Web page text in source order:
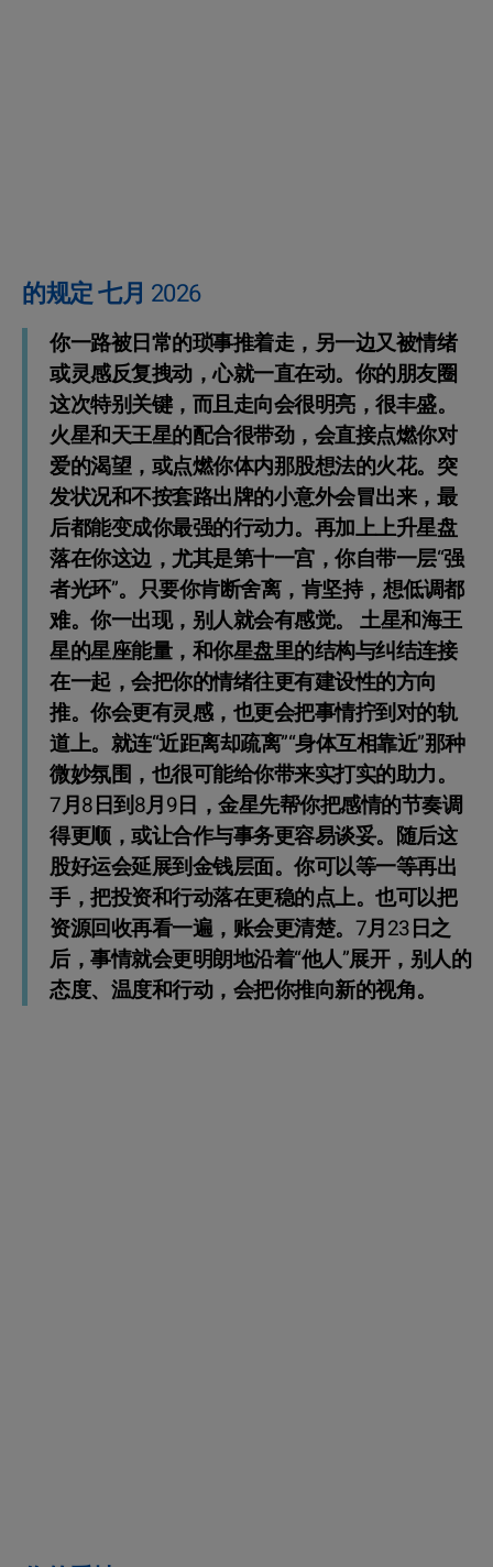
的规定 七月 2026
你一路被日常的琐事推着走，另一边又被情绪
或灵感反复拽动，心就一直在动。你的朋友圈
这次特别关键，而且走向会很明亮，很丰盛。
火星和天王星的配合很带劲，会直接点燃你对
爱的渴望，或点燃你体内那股想法的火花。突
发状况和不按套路出牌的小意外会冒出来，最
后都能变成你最强的行动力。再加上上升星盘
落在你这边，尤其是第十一宫，你自带一层“强
者光环”。只要你肯断舍离，肯坚持，想低调都
难。你一出现，别人就会有感觉。 土星和海王
星的星座能量，和你星盘里的结构与纠结连接
在一起，会把你的情绪往更有建设性的方向
推。你会更有灵感，也更会把事情拧到对的轨
道上。就连“近距离却疏离”“身体互相靠近”那种
微妙氛围，也很可能给你带来实打实的助力。
7月8日到8月9日，金星先帮你把感情的节奏调
得更顺，或让合作与事务更容易谈妥。随后这
股好运会延展到金钱层面。你可以等一等再出
手，把投资和行动落在更稳的点上。也可以把
资源回收再看一遍，账会更清楚。7月23日之
后，事情就会更明朗地沿着“他人”展开，别人的
态度、温度和行动，会把你推向新的视角。